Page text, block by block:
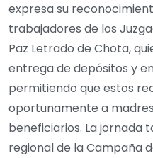
expresa su
trabajadores de los
Paz Letrado de Chota,
entrega de depósitos y
permitiendo que estos
oportunamente a
beneficiarios. La jornada
regional de la Campaña